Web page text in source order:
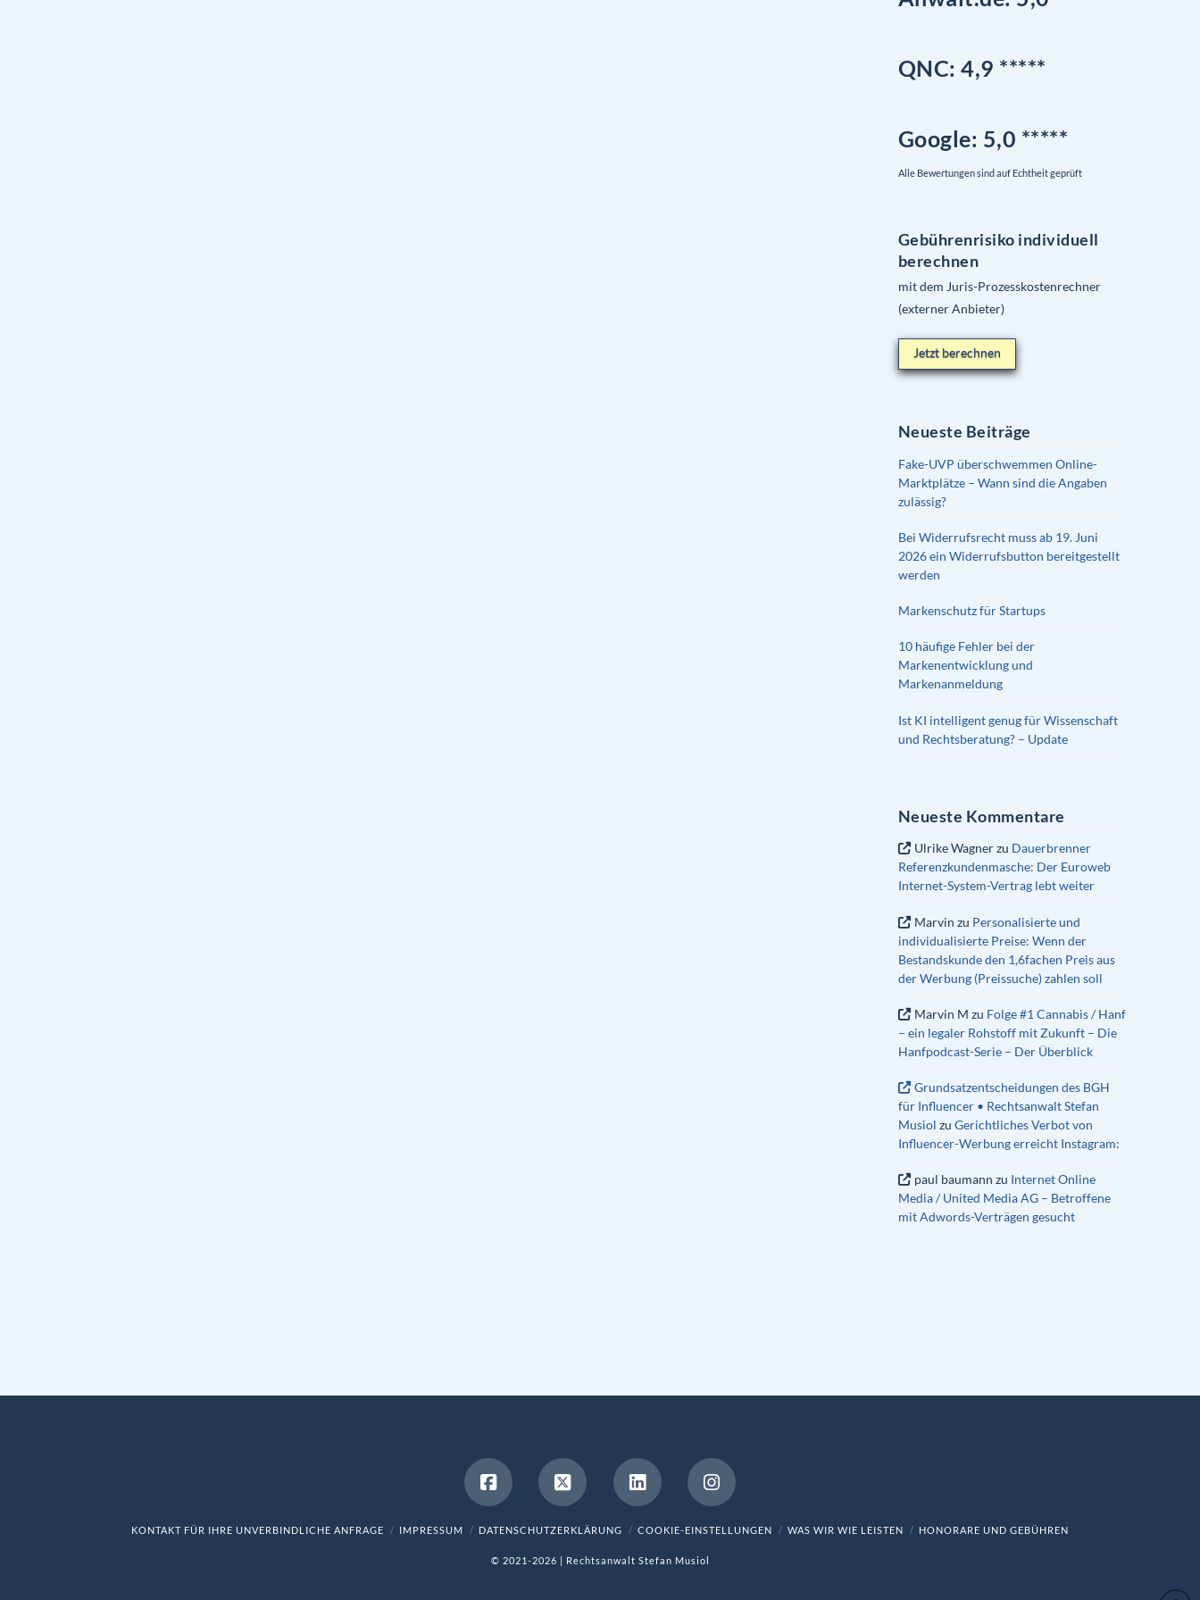
QNC: 4,9 *****
Google: 5,0 *****
Alle Bewertungen sind auf Echtheit geprüft
Gebührenrisiko individuell
berechnen
mit dem Juris-Prozesskostenrechner
(externer Anbieter)
Jetzt berechnen
Neueste Beiträge
Fake-UVP überschwemmen Online-
Marktplätze – Wann sind die Angaben
zulässig?
Bei Widerrufsrecht muss ab 19. Juni
2026 ein Widerrufsbutton bereitgestellt
werden
Markenschutz für Startups
10 häufige Fehler bei der
Markenentwicklung und
Markenanmeldung
Ist KI intelligent genug für Wissenschaft
und Rechtsberatung? – Update
Neueste Kommentare
Ulrike Wagnerzu Dauerbrenner
Referenzkundenmasche: Der Euroweb
Internet-System-Vertrag lebt weiter
Marvin zu Personalisierte und
individualisierte Preise: Wenn der
Bestandskunde den 1,6fachen Preis aus
der Werbung (Preissuche) zahlen soll
Marvin M zu Folge #1 Cannabis / Hanf
– ein legaler Rohstoff mit Zukunft – Die
Hanfpodcast-Serie – Der Überblick
Grundsatzentscheidungen des BGH
für Influencer • Rechtsanwalt Stefan
Musiol zu Gerichtliches Verbot von
Influencer-Werbung erreicht Instagram:
paul baumann zu Internet Online
Media / United Media AG – Betroffene
mit Adwords-Verträgen gesucht
KONTAKT FÜR IHRE UNVERBINDLICHE ANFRAGE IMPRESSUM DATENSCHUTZERKLÄRUNG COOKIE-EINSTELLUNGEN WAS WIR WIE LEISTEN HONORARE UND GEBÜHREN
© 2021-2026 | Rechtsanwalt Stefan Musiol